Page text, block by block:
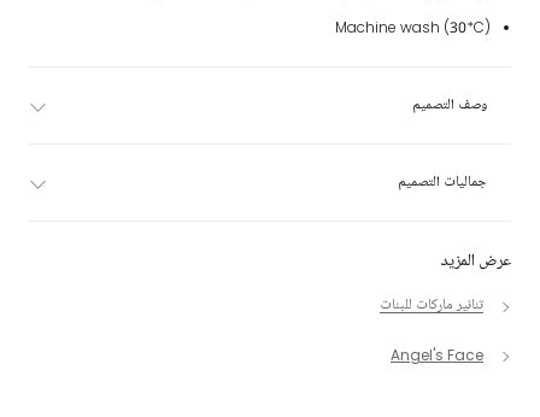
عرض المزيد
تنانير ماركات للبنات
Angel's Face
Machine wash (30*C)
وصف التصميم
جماليات التصميم